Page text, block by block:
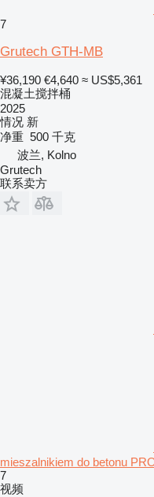
7
Grutech GTH-MB
¥36,190 €4,640 ≈ US$5,361
混凝土搅拌桶
2025
情况 新
净重 500 千克
波兰, Kolno
Grutech
联系卖方
mieszalnikiem do betonu
7
视频